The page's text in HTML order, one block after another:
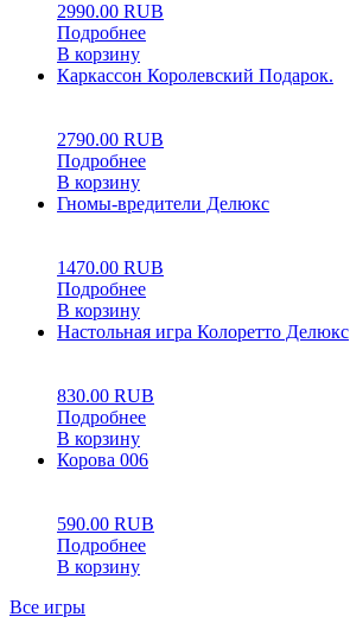
2990.00 RUB
Подробнее
В корзину
Каркассон Королевский Подарок.
2790.00 RUB
Подробнее
В корзину
Гномы-вредители Делюкс
1470.00 RUB
Подробнее
В корзину
Настольная игра Колоретто Делюкс
830.00 RUB
Подробнее
В корзину
Корова 006
590.00 RUB
Подробнее
В корзину
Все игры